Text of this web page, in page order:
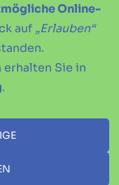
Online-
auf „Erlauben“
Sie in
.